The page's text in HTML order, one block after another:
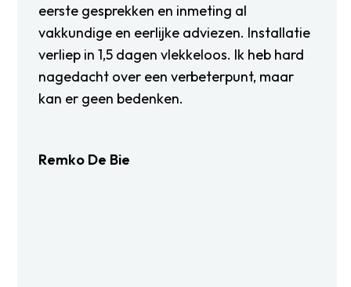
eerste gesprekken en inmeting al
vakkundige en eerlijke adviezen. Installatie
verliep in 1,5 dagen vlekkeloos. Ik heb hard
nagedacht over een verbeterpunt, maar
kan er geen bedenken.
Remko De Bie